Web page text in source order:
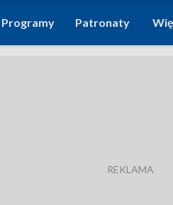
Programy Patronaty